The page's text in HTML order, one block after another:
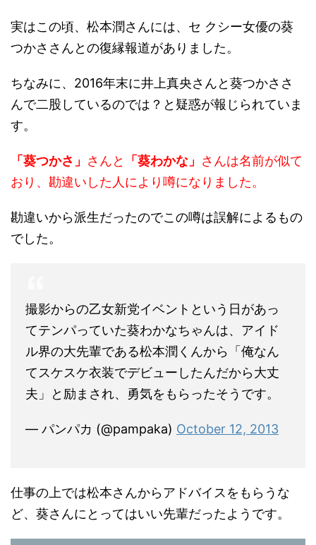
実はこの頃、松本潤さんには、セ クシー女優の葵
つかささんとの復縁報道がありました。
ちなみに、2016年末に井上真央さんと葵つかささ
んで二股しているのでは？と疑惑が報じられていま
す。
「葵つかさ」 さんと 「葵わかな」 さんは名前が似て
おり、勘違いした人により噂になりました。
勘違いから派生だったのでこの噂は誤解によるもの
でした。
撮影からの乙女新党イベントという日があっ
てテンパっていた葵わかなちゃんは、アイド
ル界の大先輩である松本潤くんから「俺なん
てスケスケ衣装でデビューしたんだから大丈
夫」と励まされ、勇気をもらったそうです。
— パンパカ (@pampaka) October 12, 2013
仕事の上では松本さんからアドバイスをもらうな
ど、葵さんにとってはいい先輩だったようです。